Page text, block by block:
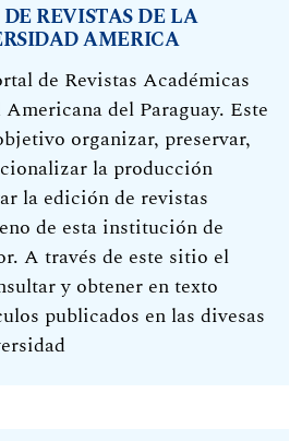
REVISTAS DE LA
AMERICA
de Revistas Académicas
del Paraguay. Este
organizar, preservar,
la producción
la edición de revistas
de esta institución de
A través de este sitio el
y obtener en texto
publicados en las divesas